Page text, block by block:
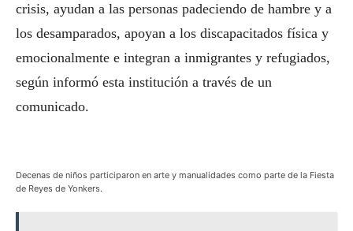
crisis, ayudan a las personas padeciendo de hambre y a
los desamparados, apoyan a los discapacitados física y
emocionalmente e integran a inmigrantes y refugiados,
según informó esta institución a través de un
comunicado.
Decenas de niños participaron en arte y manualidades como parte de la Fiesta
de Reyes de Yonkers.